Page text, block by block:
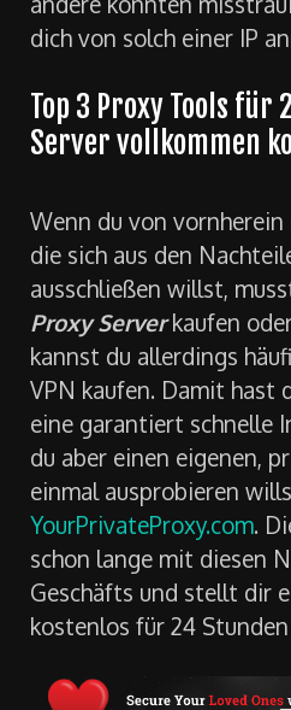
dich von solch einer IP
Top 3 Proxy Tools für
Server vollkommen
Wenn du von
die sich aus den
ausschließen willst,
Proxy Serverkaufen
kannst du allerdings
VPN kaufen. Damit hast
eine garantiert schnelle
du aber einen eigenen,
einmal ausprobieren
YourPrivateProxy.com.
schon lange mit diesen
Geschäfts und stellt dir
kostenlos für 24